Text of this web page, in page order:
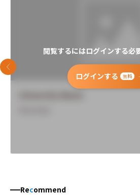
閲覧するにはログインする必
ログインする 無料
前のスライド
Recommend